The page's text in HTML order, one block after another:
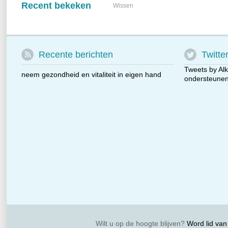
Recent bekeken Wissen
Recente berichten
neem gezondheid en vitaliteit in eigen hand
Twitter
Tweets by
Wilt u op de hoogte blijven?Word lid van